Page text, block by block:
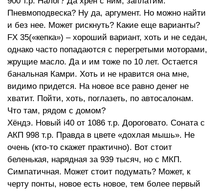
Пневмоподвеска? Ну да, аргумент. Но можно найти
и без нее. Может рискнуть? Какие еще варианты?
FX 35(«кепка») – хороший вариант, хоть и не седан,
однако часто попадаются с перегретыми моторами,
жрущие масло. Да и им тоже по 10 лет. Остается
банальная Камри. Хоть и не нравится она мне,
видимо придется. На новое все равно денег не
хватит. Пойти, хоть, поглазеть, по автосалонам.
Что там, рядом с домом?
Хёндэ. Новый i40 от 1086 т.р. Дороговато. Соната с
АКП 998 т.р. Правда в цвете «дохлая мышь». Не
очень (кто-то скажет практично). Вот стоит
беленькая, нарядная за 939 тысяч, но с МКП.
Симпатичная. Может стоит подумать? Может, к
черту понты, новое есть новое, тем более первый